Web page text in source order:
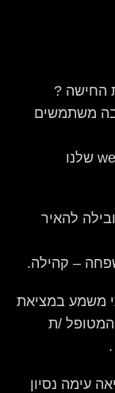
החישה ?
משתמשים
להאיר
– קהילה.
משמע במציאת
המטופל /ת
מטפלת מאז שנת 2000 מביאה עימה נסיון